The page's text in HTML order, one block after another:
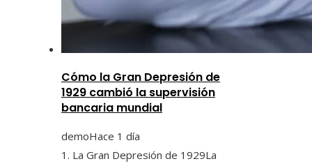
Cómo la Gran Depresión de
1929 cambió la supervisión
bancaria mundial
demoHace 1 día
1. La Gran Depresión de 1929La